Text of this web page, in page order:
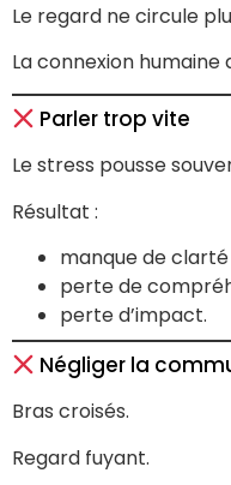
Le regard ne circule
La connexion humaine
Parler trop vite
Le stress pousse
Résultat :
manque de clarté
perte de
perte d’impact.
Négliger la
Bras croisés.
Regard fuyant.